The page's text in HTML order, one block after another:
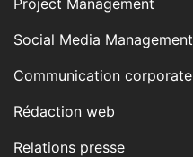
Social Media Management
Communication corporate
Rédaction web
Relations presse